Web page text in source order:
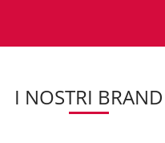
I NOSTRI BRAND